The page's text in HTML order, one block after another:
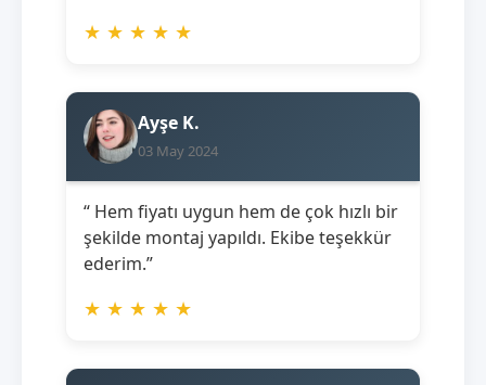
★ ★ ★ ★ ★
Ayşe K.
03 May 2024
“ Hem fiyatı uygun hem de çok hızlı bir
şekilde montaj yapıldı. Ekibe teşekkür
ederim.”
★ ★ ★ ★ ★